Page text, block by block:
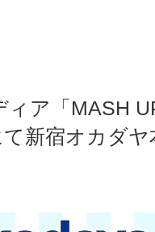
ィア「MASH
新宿オカダ